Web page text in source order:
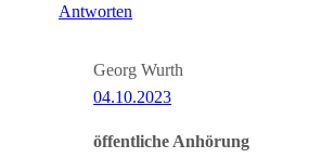
Antworten
Georg Wurth
04.10.2023
öffentliche Anhörung